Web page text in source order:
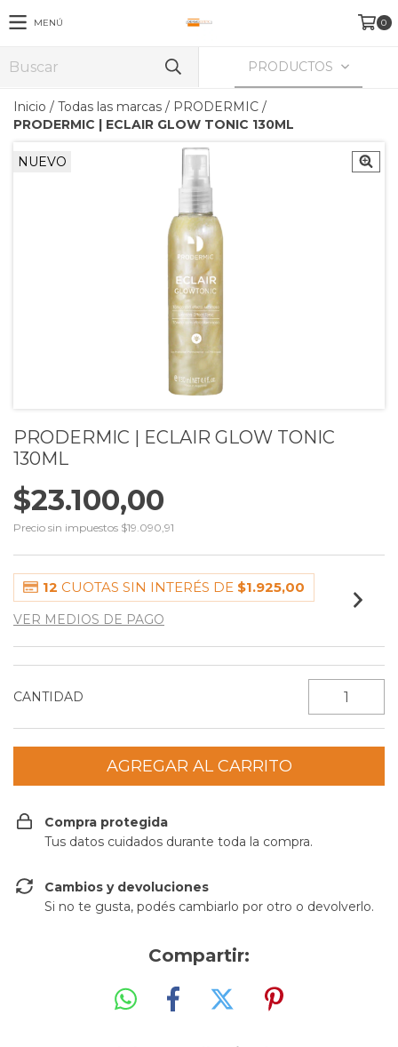
MENÚ 0
PRODUCTOS
Inicio / Todas las marcas / PRODERMIC /
PRODERMIC | ECLAIR GLOW TONIC 130ML
NUEVO
PRODERMIC | ECLAIR GLOW TONIC
130ML
$23.100,00
Precio sin impuestos $19.090,91
12 CUOTAS SIN INTERÉS DE $1.925,00
VER MEDIOS DE PAGO
CANTIDAD
Compra protegida
Tus datos cuidados durante toda la compra.
Cambios y devoluciones
Si no te gusta, podés cambiarlo por otro o devolverlo.
Compartir: